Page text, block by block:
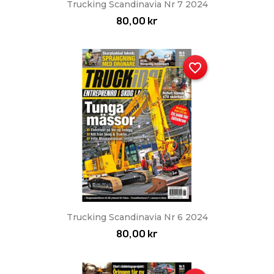
Trucking Scandinavia Nr 7 2024
80,00 kr
Trucking Scandinavia Nr 6 2024
80,00 kr
favorite_border